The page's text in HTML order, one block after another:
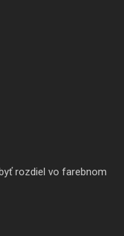
rozdiel vo farebnom